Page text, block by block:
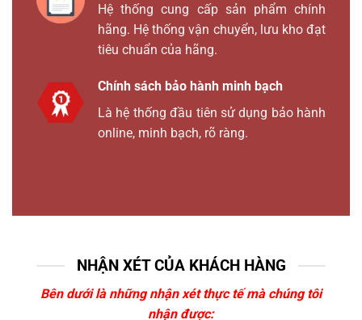
Hệ thống cung cấp sản phẩm chính
hãng. Hệ thống vận chuyển, lưu kho đạt
tiêu chuẩn của hãng.
Chính sách bảo hành minh bạch
Là hệ thống đầu tiên sử dụng bảo hành
online, minh bạch, rõ ràng.
NHẬN XÉT CỦA KHÁCH HÀNG
Bên dưới là những nhận xét thực tế mà chúng tôi
nhận được: